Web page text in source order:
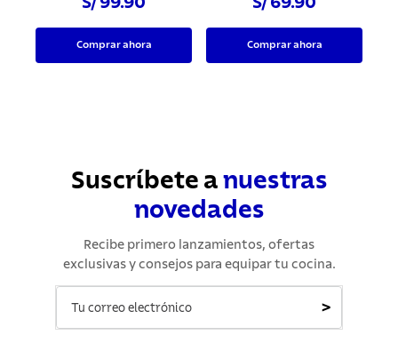
Comprar ahora Comprar ahora
Suscríbete a nuestras
novedades
Recibe primero lanzamientos, ofertas
exclusivas y consejos para equipar tu cocina.
>